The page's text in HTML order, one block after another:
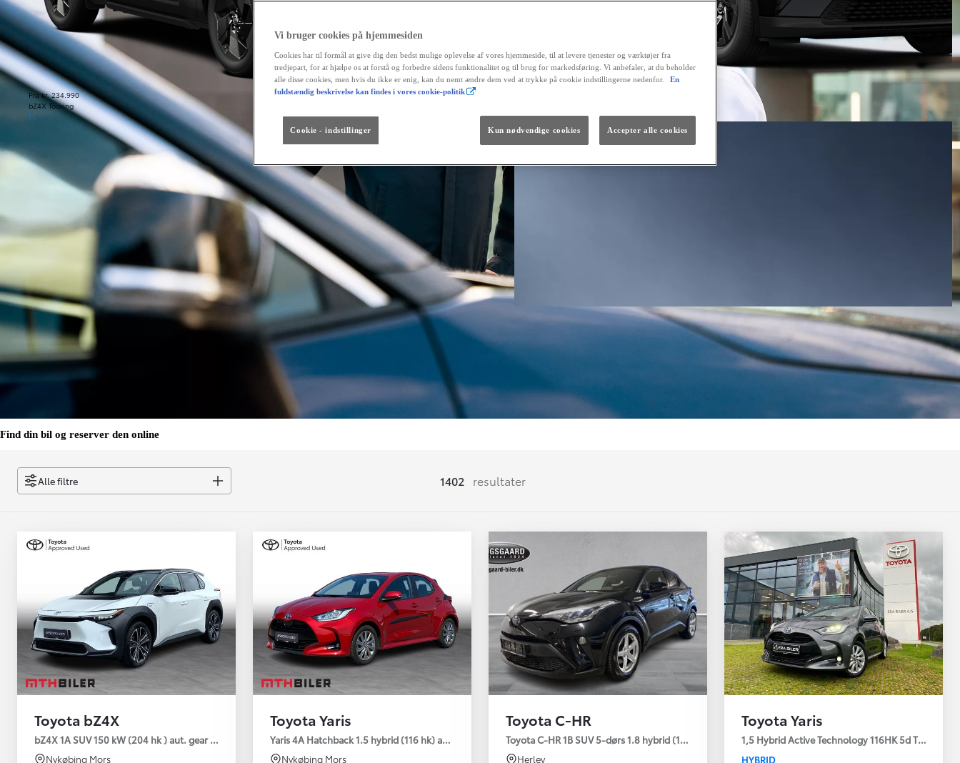
Fra kr. 234.990
bZ4X Touring
EL
The soul lives on.
Find din bil og reserver den online
Alle filtre 1402 resultater
Toyota bZ4X
bZ4X 1A SUV 150 kW (204 hk ) aut. gear Executive Premium
Nykøbing Mors
Toyota Yaris
Yaris 4A Hatchback 1.5 hybrid (116 hk) aut. gear Active - Technology
Nykøbing Mors
Toyota C-HR
Toyota C-HR 1B SUV 5-dørs 1.8 hybrid (122 hk) aut. gear C-LUB - Smart
Herlev
Toyota Yaris
1,5 Hybrid Active Technology 116HK 5d Trinl. Gear
HYBRID
Vi bruger cookies på hjemmesiden
Cookies har til formål at give dig den bedst mulige oplevelse af vores hjemmeside, til at levere tjenester og værktøjer fra
tredjepart, for at hjælpe os at forstå og forbedre sidens funktionalitet og til brug for markedsføring. Vi anbefaler, at du beholder
alle disse cookies, men hvis du ikke er enig, kan du nemt ændre dem ved at trykke på cookie indstillingerne nedenfor.
En
fuldstændig beskrivelse kan findes i vores cookie-politik
Cookie - indstillinger Kun nødvendige cookies Accepter alle cookies